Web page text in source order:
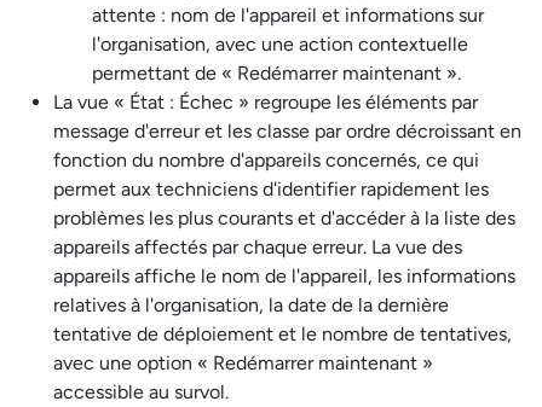
attente : nom de l'appareil et informations sur
l'organisation, avec une action contextuelle
permettant de « Redémarrer maintenant ».
La vue « État : Échec » regroupe les éléments par
message d'erreur et les classe par ordre décroissant en
fonction du nombre d'appareils concernés, ce qui
permet aux techniciens d'identifier rapidement les
problèmes les plus courants et d'accéder à la liste des
appareils affectés par chaque erreur. La vue des
appareils affiche le nom de l'appareil, les informations
relatives à l'organisation, la date de la dernière
tentative de déploiement et le nombre de tentatives,
avec une option « Redémarrer maintenant »
accessible au survol.